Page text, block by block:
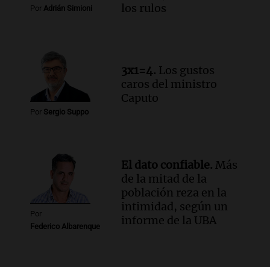
Tarde y Media
Episodios
Audio. Trágico accidente en Mendoza:
un muerto y varios heridos tras caída de
vehículos desde un puente
Por Adrián Simioni
los rulos
Por Sergio Suppo
3x1=4. Los gustos
caros del ministro
Caputo
Por
Federico Albarenque
El dato confiable. Más
de la mitad de la
población reza en la
intimidad, según un
informe de la UBA